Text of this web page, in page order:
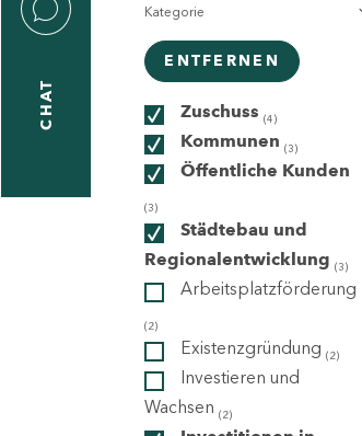
CHAT
Kategorie
ENTFERNEN
Zuschuss (4)
Kommunen (3)
Öffentliche Kunden
(3)
Städtebau und
Regionalentwicklung (3)
Arbeitsplatzförderung
(2)
Existenzgründung (2)
Investieren und
Wachsen (2)